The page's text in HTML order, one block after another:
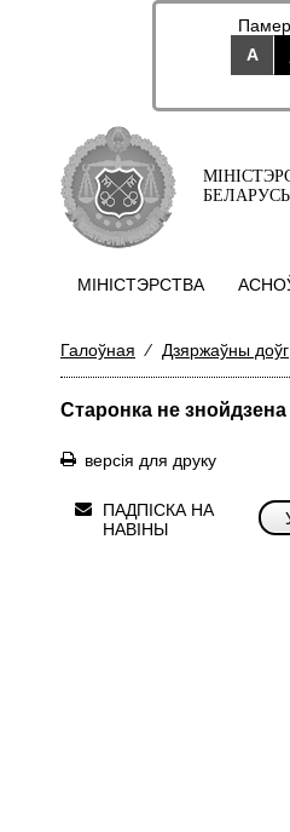
A
БЕЛАРУСЬ
МIНIСТЭРСТВА
Галоўная ⁄ Дзяржаўны доўг
Старонка не знойдзена
версія для друку
ПАДПІСКА НА
НАВІНЫ